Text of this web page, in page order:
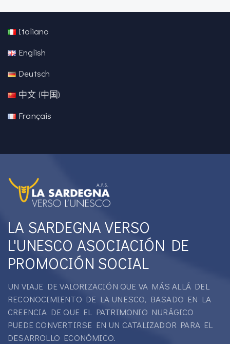
Italiano
English
Deutsch
中文 (中国)
Français
LA SARDEGNA VERSO
L'UNESCO ASOCIACIÓN DE
PROMOCIÓN SOCIAL
UN VIAJE DE VALORIZACIÓN QUE VA MÁS ALLÁ DEL
RECONOCIMIENTO DE LA UNESCO, BASADO EN LA
CREENCIA DE QUE EL PATRIMONIO NURÁGICO
PUEDE CONVERTIRSE EN UN CATALIZADOR PARA EL
DESARROLLO ECONÓMICO.